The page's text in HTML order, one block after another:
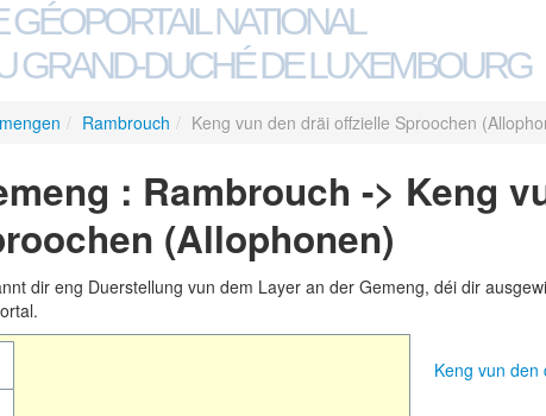
GÉOPORTAIL NATIONAL
GRAND-DUCHÉ DE LUXEMBOURG
/ Rambrouch / Keng vun den dräi offzielle Sproochen
: Rambrouch -> Keng
(Allophonen)
dir eng Duerstellung vun dem Layer an der Gemeng, déi dir
Keng vun den